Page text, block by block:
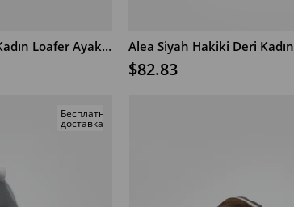
Alea Nude Hakiki Deri Kadın Loafer Ayakkabı В КОРЗИНУ
$82.83
Бесплатная
доставка